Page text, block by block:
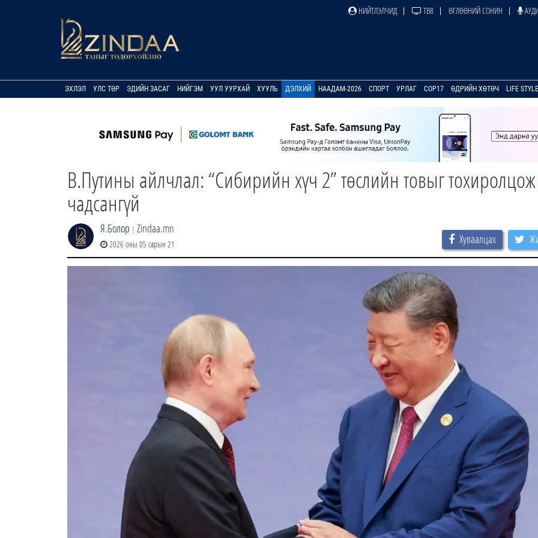
НИЙТЛЭЛЧИД ТВ8 ӨГЛӨӨНИЙ СОНИН
ЭХЛЭЛ УЛС ТӨР ЭДИЙН ЗАСАГ НИЙГЭМ УУЛ УУРХАЙ ХУУЛЬ ДЭЛХИЙ НААДАМ-2026 СПОРТ УРЛАГ COP17 ӨДРИЙН ХӨТӨЧ LIFE STYLE
В.Путины айлчлал: “Сибирийн хүч 2” төслийн товыг тохиролцож
чадсангүй
Я.Болор | Zindaa.mn
2026 оны 05 сарын 21 Хуваалцах